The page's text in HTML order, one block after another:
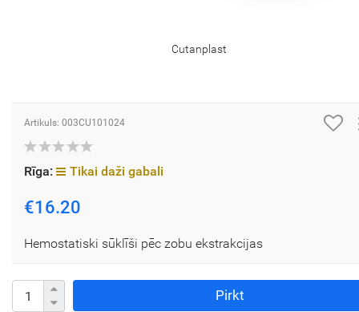
Cutanplast
Artikuls: 003CU101024
Rīga: Tikai daži gabali
€16.20
Hemostatiski sūklīši pēc zobu ekstrakcijas
Pirkt